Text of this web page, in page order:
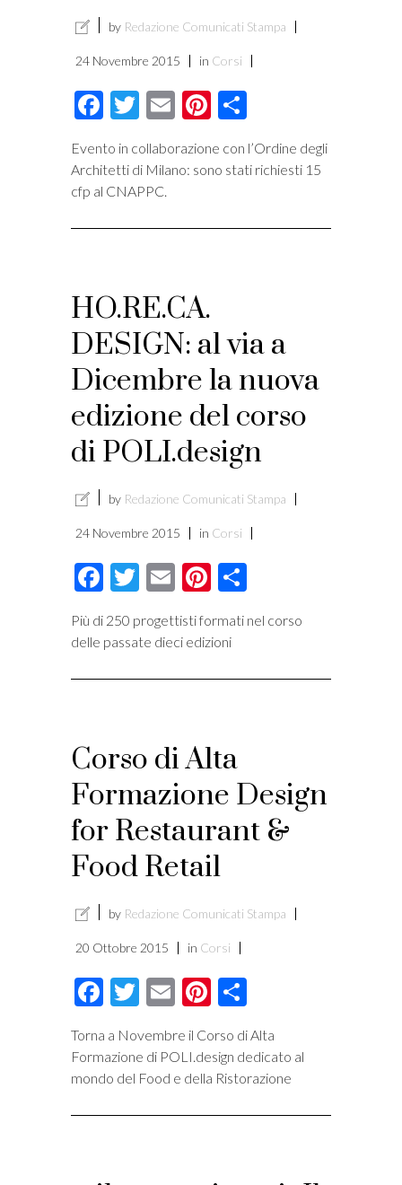
by Redazione Comunicati Stampa
24 Novembre 2015 in Corsi
Facebook
Twitter
EmailPinterest
Evento in collaborazione con l’Ordine degli
Architetti di Milano: sono stati richiesti 15
cfp al CNAPPC.
HO.RE.CA.
DESIGN: al via a
Dicembre la nuova
edizione del corso
di POLI.design
by Redazione Comunicati Stampa
24 Novembre 2015 in Corsi
Facebook
Twitter
EmailPinterest
Più di 250 progettisti formati nel corso
delle passate dieci edizioni
Corso di Alta
Formazione Design
for Restaurant &
Food Retail
by Redazione Comunicati Stampa
20 Ottobre 2015 in Corsi
Facebook
Twitter
EmailPinterest
Torna a Novembre il Corso di Alta
Formazione di POLI.design dedicato al
mondo del Food e della Ristorazione